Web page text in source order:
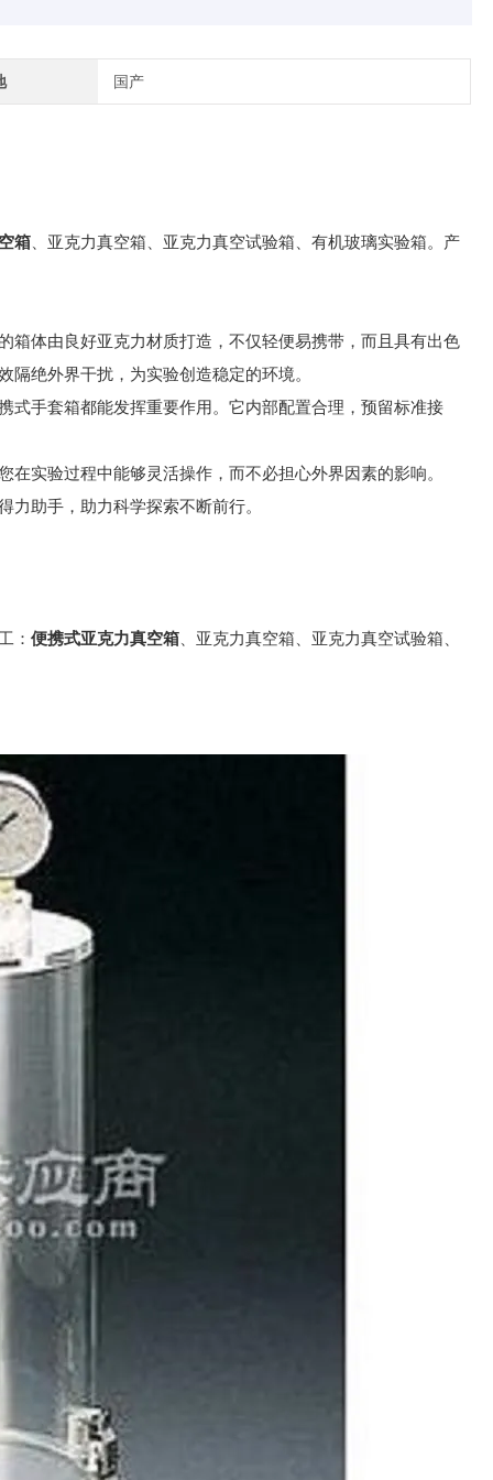
国产
箱 、亚克力真空箱、亚克力真空试验箱、有机玻璃实验箱。产
箱体由良好亚克力材质打造，不仅轻便易携带，而且具有出色
绝外界干扰，为实验创造稳定的环境。
式手套箱都能发挥重要作用。它内部配置合理，预留标准接
实验过程中能够灵活操作，而不必担心外界因素的影响。
助手，助力科学探索不断前行。
：便携式亚克力真空箱 、亚克力真空箱、亚克力真空试验箱、